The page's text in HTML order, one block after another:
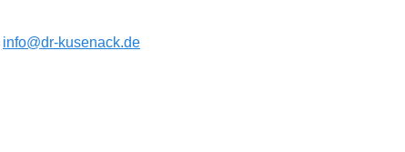
info@dr-kusenack.de